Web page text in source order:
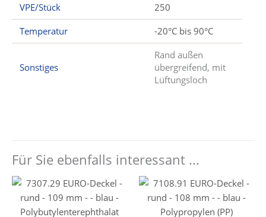
VPE/Stück
250
Temperatur
-20°C bis 90°C
Sonstiges
Rand außen
übergreifend, mit
Lüftungsloch
Für Sie ebenfalls interessant ...